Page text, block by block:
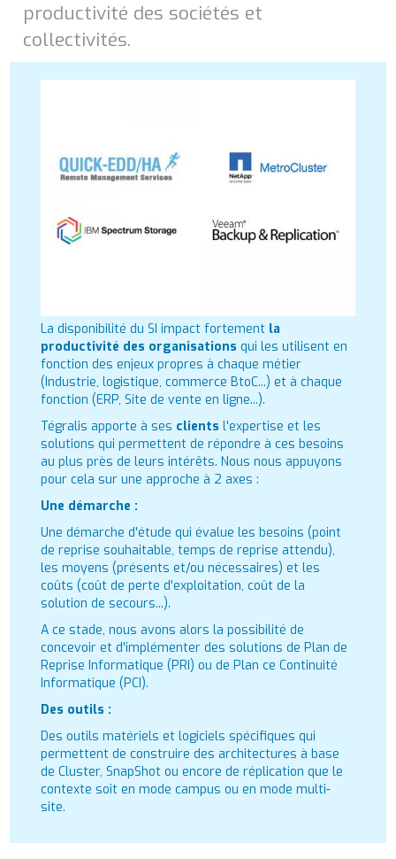
productivité des sociétés et
collectivités.
La disponibilité du SI impact fortement la
productivité des organisationsqui les utilisent en
fonction des enjeux propres à chaque métier
(Industrie, logistique, commerce BtoC...) et à chaque
fonction (ERP, Site de vente en ligne...).
Tégralis apporte à ses clients l'expertise et les
solutions qui permettent de répondre à ces besoins
au plus près de leurs intérêts. Nous nous appuyons
pour cela sur une approche à 2 axes :
Une démarche :
Une démarche d'étude qui évalue les besoins (point
de reprise souhaitable, temps de reprise attendu),
les moyens (présents et/ou nécessaires) et les
coûts (coût de perte d'exploitation, coût de la
solution de secours...).
A ce stade, nous avons alors la possibilité de
concevoir et d'implémenter des solutions de Plan de
Reprise Informatique (PRI) ou de Plan ce Continuité
Informatique (PCI).
Des outils :
Des outils matériels et logiciels spécifiques qui
permettent de construire des architectures à base
de Cluster, SnapShot ou encore de réplication que le
contexte soit en mode campus ou en mode multi-
site.